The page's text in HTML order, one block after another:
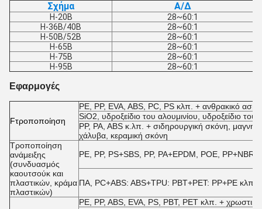
Σχήμα Α/Δ
H-20B
28~60:1
H-36B/40B
28~60:1
H-50B/52B
28~60:1
H-65B
28~60:1
H-75B
28~60:1
H-95B
28~60:1
Εφαρμογές
Fτροποποίηση
PE, PP, EVA, ABS, PC, PS κλπ. + ανθρακικό
SiO2, υδροξείδιο του αλουμινίου, υδροξείδιο του
PP, PA, ABS κ.λπ. + σιδηρουργική σκόνη,
χάλυβα, κεραμική σκόνη
Τροποποίηση
ανάμειξης
(συνδυασμός
καουτσούκ και
πλαστικών, κράμα
πλαστικών)
PE, PP, PS+SBS, PP, PA+EPDM, POE, PP+NBR,
ΠΑ, PC+ABS: ABS+TPU: PBT+PET: PP+PE κλπ.
PE, PP, ABS, EVA, PS, PBT, PET κλπ. +